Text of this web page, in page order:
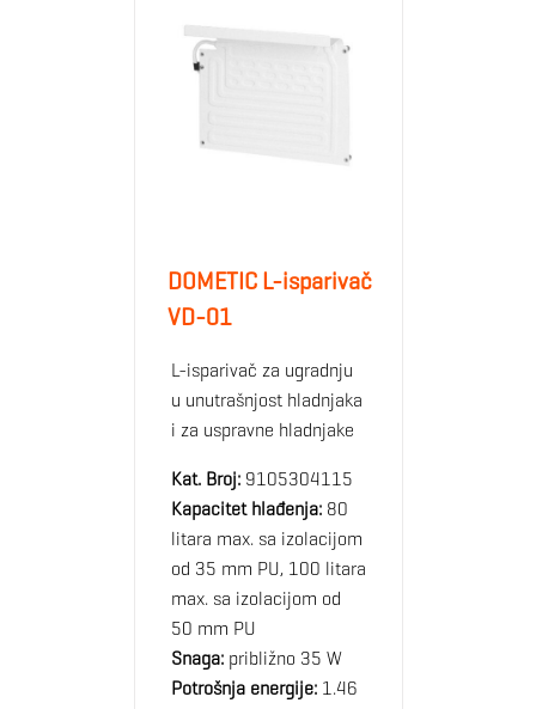
DOMETIC L-isparivač
VD-01
L-isparivač za ugradnju
u unutrašnjost hladnjaka
i za uspravne hladnjake
Kat. Broj:9105304115
Kapacitet hlađenja:80
litara max. sa izolacijom
od 35 mm PU, 100 litara
max. sa izolacijom od
50 mm PU
Snaga:približno 35 W
Potrošnja energije:1.46